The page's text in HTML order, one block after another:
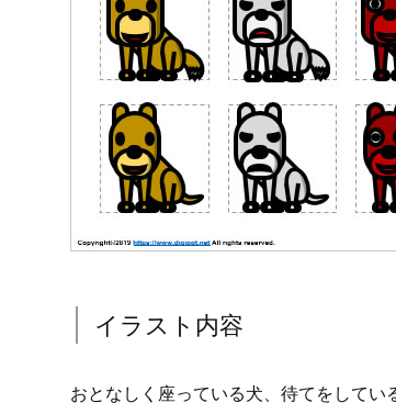
イラスト内容
おとなしく座っている犬、待てをして